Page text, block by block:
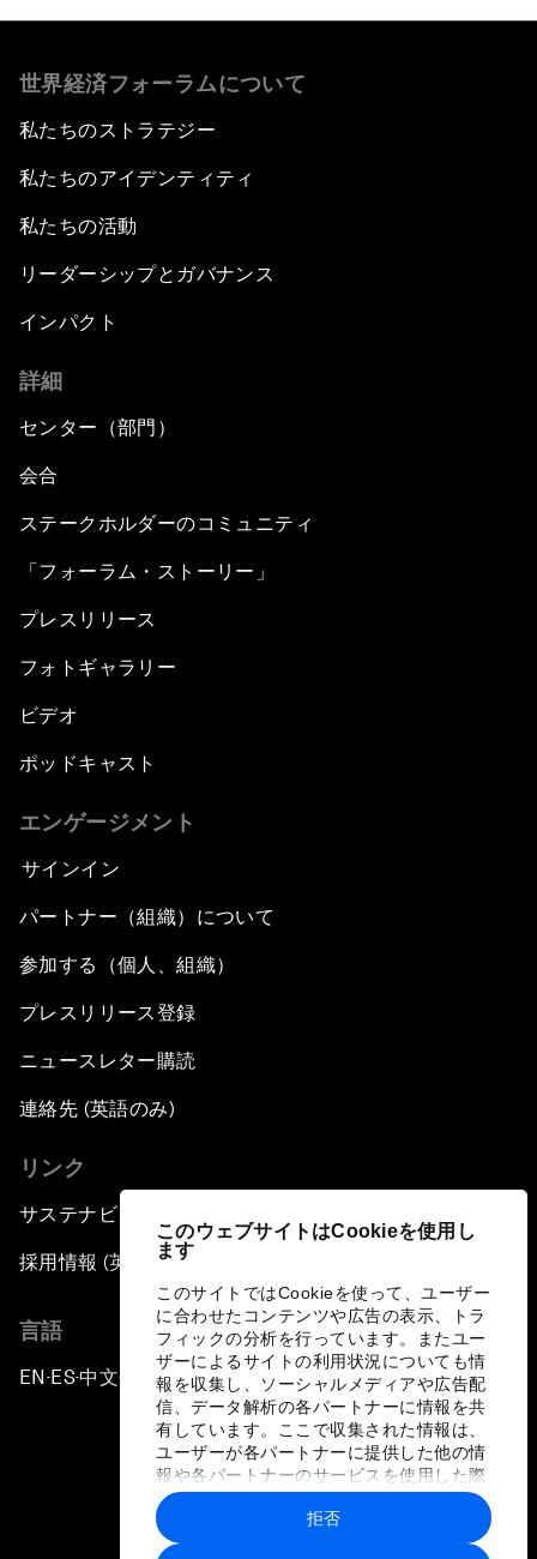
このウェブサイトはCookieを使用し
ます
このサイトではCookieを使って、ユーザー
に合わせたコンテンツや広告の表示、トラ
フィックの分析を行っています。またユー
ザーによるサイトの利用状況についても情
報を収集し、ソーシャルメディアや広告配
信、データ解析の各パートナーに情報を共
有しています。ここで収集された情報は、
ユーザーが各パートナーに提供した他の情
報や各パートナーのサービスを使用した際
に収集された情報と組み合わされ、各パー
トナーによって使用されることがありま
す。
拒否
世界経済フォーラムについて
私たちのストラテジー
私たちのアイデンティティ
私たちの活動
リーダーシップとガバナンス
インパクト
詳細
センター（部門）
会合
ステークホルダーのコミュニティ
「フォーラム・ストーリー」
プレスリリース
フォトギャラリー
ビデオ
ポッドキャスト
エンゲージメント
サインイン
パートナー（組織）について
参加する（個人、組織）
プレスリリース登録
ニュースレター購読
連絡先 (英語のみ)
リンク
サステナビリティへの取り組み
採用情報 (英語のみ)
言語
EN ▪ ES▪中文▪ 日本語
プライバシーポリシーと利用規約